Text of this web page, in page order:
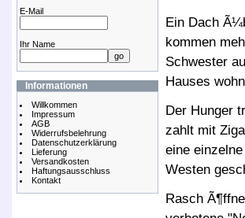
E-Mail
Ihr Name
Informationen
Willkommen
Impressum
AGB
Widerrufsbelehrung
Datenschutzerklärung
Lieferung
Versandkosten
Haftungsausschluss
Kontakt
Ein Dach
kommen
Schwester
Hauses
Der Hunger
zahlt mit
eine
Westen
Rasch